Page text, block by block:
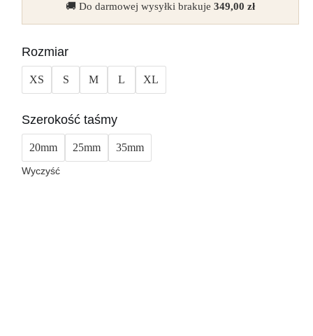
🚚 Do darmowej wysyłki brakuje349,00zł
Rozmiar
XS S M L XL
Szerokość taśmy
20mm 25mm 35mm
Wyczyść